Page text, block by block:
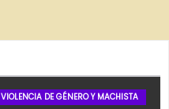
VIOLENCIA DE GÉNERO Y MACHISTA